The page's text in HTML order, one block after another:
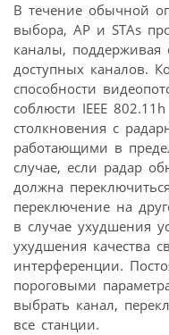
В течение обычной
выбора, AP и STAs
каналы,
доступных каналов.
способности
соблюсти IEEE
столкновения с
работающими в
случае, если радар
должна
переключение на
в случае ухудшения
ухудшения качества
интерференции.
пороговыми
выбрать канал,
все станции.